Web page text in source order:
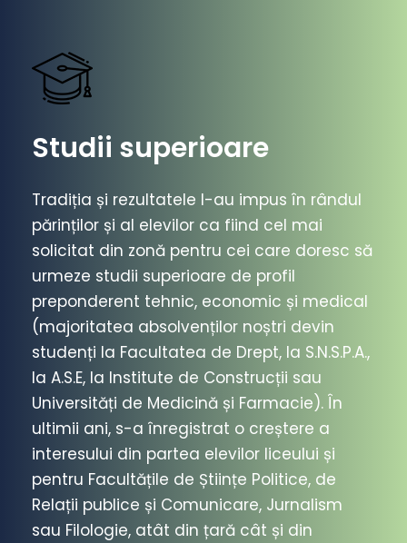
Studii superioare
Tradiția și rezultatele l-au impus în rândul
părinților și al elevilor ca fiind cel mai
solicitat din zonă pentru cei care doresc să
urmeze studii superioare de profil
preponderent tehnic, economic și medical
(majoritatea absolvenților noștri devin
studenți la Facultatea de Drept, la S.N.S.P.A.,
la A.S.E, la Institute de Construcții sau
Universități de Medicină și Farmacie). În
ultimii ani, s-a înregistrat o creștere a
interesului din partea elevilor liceului și
pentru Facultățile de Științe Politice, de
Relații publice și Comunicare, Jurnalism
sau Filologie, atât din țară cât și din